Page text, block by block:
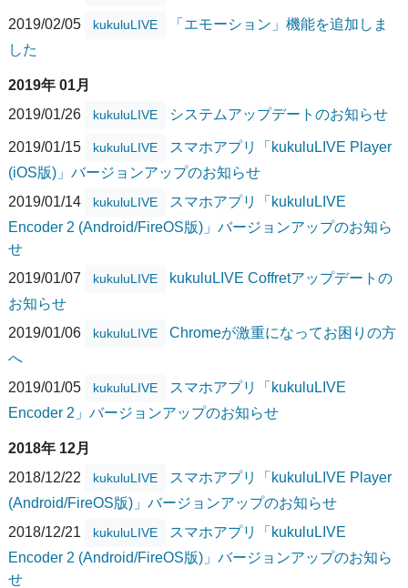
2019/02/05 kukuluLIVE
「エモーション」機能を追加しま
した
2019年 01月
2019/01/26
kukuluLIVE システムアップデートのお知らせ
2019/01/15 kukuluLIVE
スマホアプリ「kukuluLIVE Player
(iOS版)」バージョンアップのお知らせ
2019/01/14
kukuluLIVE
スマホアプリ「kukuluLIVE
Encoder 2 (Android/FireOS版)」バージョンアップのお知ら
せ
2019/01/07
kukuluLIVE
kukuluLIVE Coffretアップデートの
お知らせ
2019/01/06
kukuluLIVE
Chromeが激重になってお困りの方
へ
2019/01/05
kukuluLIVE
スマホアプリ「kukuluLIVE
Encoder 2」バージョンアップのお知らせ
2018年 12月
2018/12/22
kukuluLIVE
スマホアプリ「kukuluLIVE Player
(Android/FireOS版)」バージョンアップのお知らせ
2018/12/21
kukuluLIVE
スマホアプリ「kukuluLIVE
Encoder 2 (Android/FireOS版)」バージョンアップのお知ら
せ